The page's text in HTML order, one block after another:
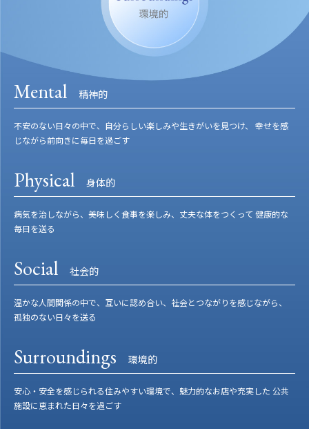
Mental 精神的
不安のない日々の中で、自分らしい楽しみや生きがいを見つけ、 幸せを感
じながら前向きに毎日を過ごす
Physical 身体的
病気を治しながら、美味しく食事を楽しみ、丈夫な体をつくって 健康的な
毎日を送る
Social 社会的
温かな人間関係の中で、互いに認め合い、社会とつながりを感じながら、
孤独のない日々を送る
Surroundings 環境的
安心・安全を感じられる住みやすい環境で、魅力的なお店や充実した 公共
施設に恵まれた日々を過ごす